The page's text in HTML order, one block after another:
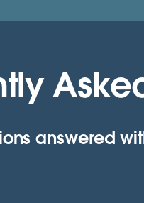
answered